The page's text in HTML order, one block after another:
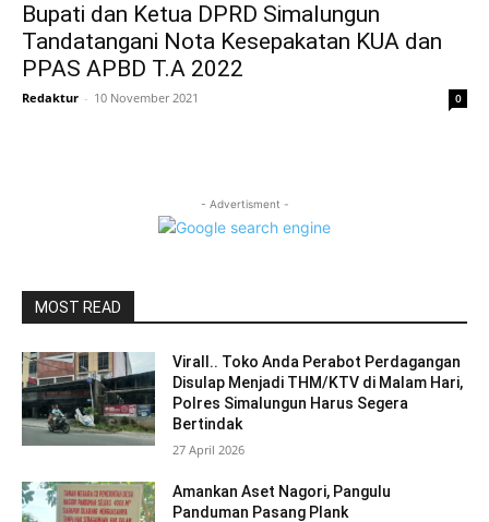
Bupati dan Ketua DPRD Simalungun
Tandatangani Nota Kesepakatan KUA dan
PPAS APBD T.A 2022
Redaktur - 10 November 2021 0
- Advertisment -
MOST READ
Virall.. Toko Anda Perabot Perdagangan
Disulap Menjadi THM/KTV di Malam Hari,
Polres Simalungun Harus Segera
Bertindak
27 April 2026
Amankan Aset Nagori, Pangulu
Panduman Pasang Plank